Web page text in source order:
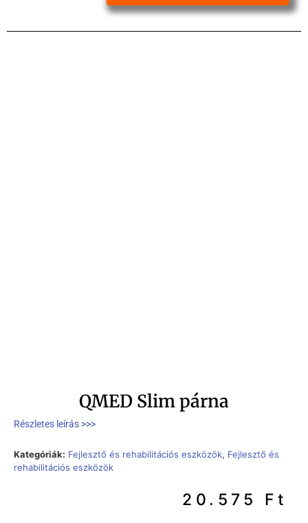
QMED Slim párna
Részletes leírás >>>
Kategóriák: Fejlesztő és rehabilitációs eszközök, Fejlesztő és
rehabilitációs eszközök
20.575 Ft